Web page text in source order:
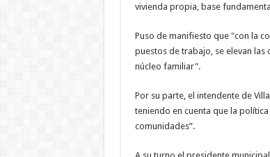
vivienda propia, base
Puso de manifiesto que "con la
puestos de trabajo, se elevan las
núcleo familiar".
Por su parte, el intendente de
teniendo en cuenta que la
comunidades”.